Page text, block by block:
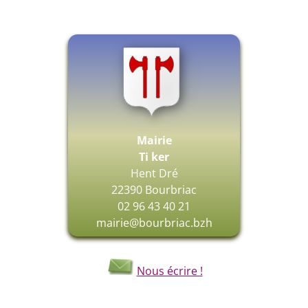
Mairie
Ti ker
Hent Dré
22390 Bourbriac
02 96 43 40 21
mairie@bourbriac.bzh
Nous écrire !